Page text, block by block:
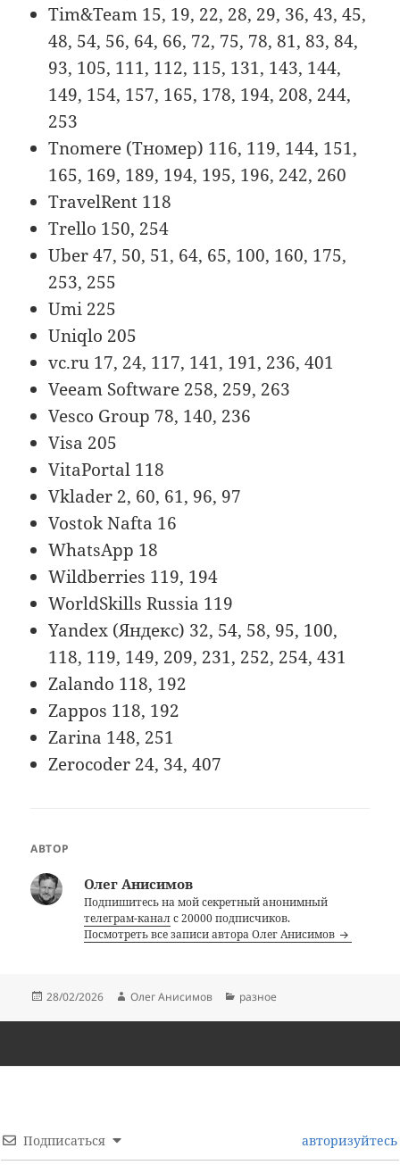
Tim&Team 15, 19, 22, 28, 29, 36, 43, 45,
48, 54, 56, 64, 66, 72, 75, 78, 81, 83, 84,
93, 105, 111, 112, 115, 131, 143, 144,
149, 154, 157, 165, 178, 194, 208, 244,
253
Tnomere (Тномер) 116, 119, 144, 151,
165, 169, 189, 194, 195, 196, 242, 260
TravelRent 118
Trello 150, 254
Uber 47, 50, 51, 64, 65, 100, 160, 175,
253, 255
Umi 225
Uniqlo 205
vc.ru 17, 24, 117, 141, 191, 236, 401
Veeam Software 258, 259, 263
Vesco Group 78, 140, 236
Visa 205
VitaPortal 118
Vklader 2, 60, 61, 96, 97
Vostok Nafta 16
WhatsApp 18
Wildberries 119, 194
WorldSkills Russia 119
Yandex (Яндекс) 32, 54, 58, 95, 100,
118, 119, 149, 209, 231, 252, 254, 431
Zalando 118, 192
Zappos 118, 192
Zarina 148, 251
Zerocoder 24, 34, 407
АВТОР
Олег Анисимов
Подпишитесь на мой секретный анонимный
телеграм-каналс 20000 подписчиков.
Посмотреть все записи автора Олег Анисимов
Опубликовано
28/02/2026 Автор
Олег Анисимов Рубрики
разное
Подписаться авторизуйтесь